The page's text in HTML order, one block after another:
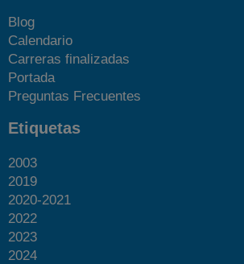
Blog
Calendario
Carreras finalizadas
Portada
Preguntas Frecuentes
Etiquetas
2003
2019
2020-2021
2022
2023
2024